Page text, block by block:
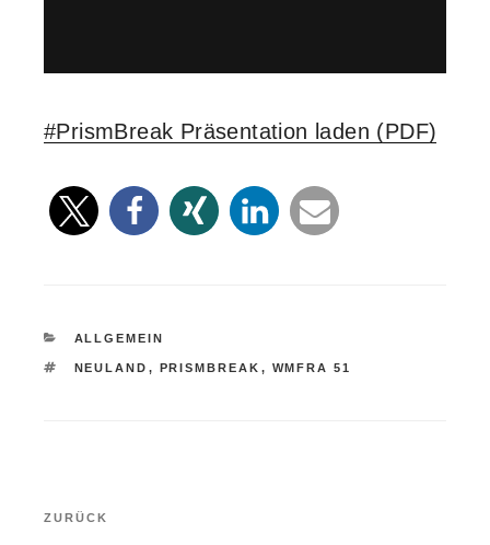
#PrismBreak Präsentation laden (PDF)
KATEGORIEN
ALLGEMEIN
SCHLAGWÖRTER
NEULAND , PRISMBREAK , WMFRA 51
Vorheriger
ZURÜCK